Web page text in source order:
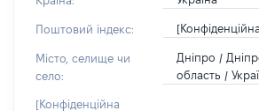
Поштовий індекс:
Місто, селище чи
село:
Дніпро /
область /
[Конфіденційна